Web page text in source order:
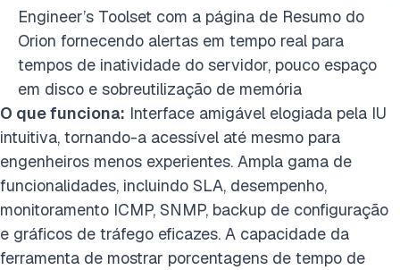
Engineer’s Toolset com a página de Resumo do
Orion fornecendo alertas em tempo real para
tempos de inatividade do servidor, pouco espaço
em disco e sobreutilização de memória
O que funciona: Interface amigável elogiada pela IU
intuitiva, tornando-a acessível até mesmo para
engenheiros menos experientes. Ampla gama de
funcionalidades, incluindo SLA, desempenho,
monitoramento ICMP, SNMP, backup de configuração
e gráficos de tráfego eficazes. A capacidade da
ferramenta de mostrar porcentagens de tempo de